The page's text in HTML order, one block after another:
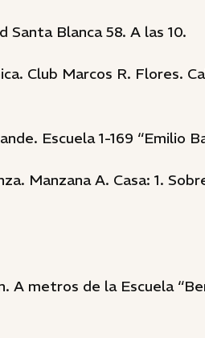
Santa Blanca 58. A las 10.
Club Marcos R. Flores.
Escuela 1-169 “Emilio
Manzana A. Casa: 1.
A metros de la Escuela